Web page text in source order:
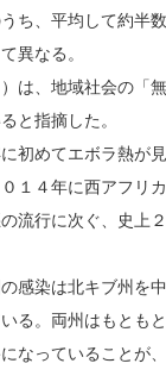
ち、平均して約半
異なる。
は、地域社会の「
と指摘した。
初めてエボラ熱が
１４年に西アフリ
流行に次ぐ、史上
感染は北キブ州を
る。両州はもとも
なっていることが